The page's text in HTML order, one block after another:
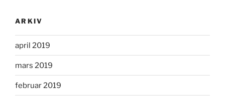
ARKIV
april 2019
mars 2019
februar 2019